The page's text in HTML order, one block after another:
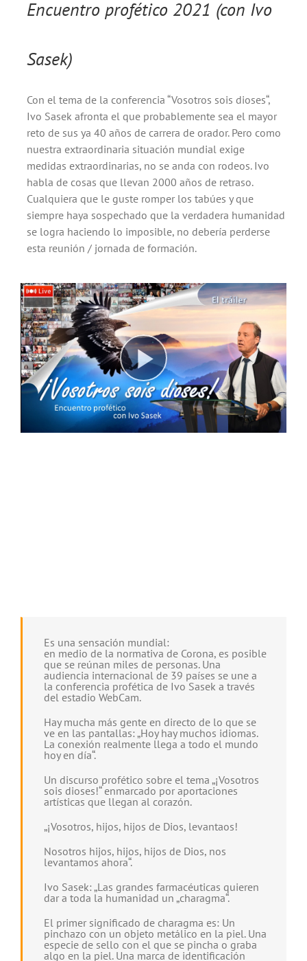
Encuentro profético 2021 (con Ivo
Sasek)
Con el tema de la conferencia “Vosotros sois dioses“,
Ivo Sasek afronta el que probablemente sea el mayor
reto de sus ya 40 años de carrera de orador. Pero como
nuestra extraordinaria situación mundial exige
medidas extraordinarias, no se anda con rodeos. Ivo
habla de cosas que llevan 2000 años de retraso.
Cualquiera que le guste romper los tabúes y que
siempre haya sospechado que la verdadera humanidad
se logra haciendo lo imposible, no debería perderse
esta reunión / jornada de formación.
Es una sensación mundial:
en medio de la normativa de Corona, es posible
que se reúnan miles de personas. Una
audiencia internacional de 39 países se une a
la conferencia profética de Ivo Sasek a través
del estadio WebCam.
Hay mucha más gente en directo de lo que se
ve en las pantallas: „Hoy hay muchos idiomas.
La conexión realmente llega a todo el mundo
hoy en día“.
Un discurso profético sobre el tema „¡Vosotros
sois dioses!“ enmarcado por aportaciones
artísticas que llegan al corazón.
„¡Vosotros, hijos, hijos de Dios, levantaos!
Nosotros hijos, hijos, hijos de Dios, nos
levantamos ahora“.
Ivo Sasek: „Las grandes farmacéuticas quieren
dar a toda la humanidad un „charagma“.
El primer significado de charagma es: Un
pinchazo con un objeto metálico en la piel. Una
especie de sello con el que se pincha o graba
algo en la piel. Una marca de identificación